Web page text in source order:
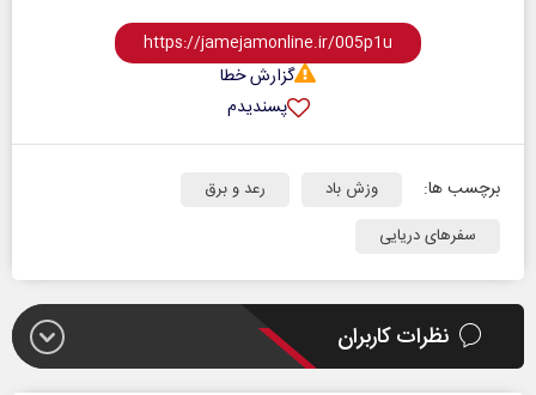
گزارش خطا
پسندیدم
برچسب ها: وزش باد
رعد و برق
سفرهای دریایی
نظرات کاربران